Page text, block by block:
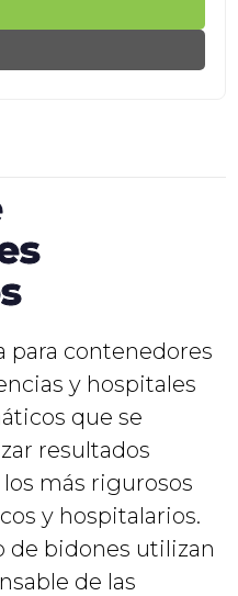
para contenedores
y hospitales
que se
resultados
más rigurosos
y hospitalarios.
de bidones utilizan
de las